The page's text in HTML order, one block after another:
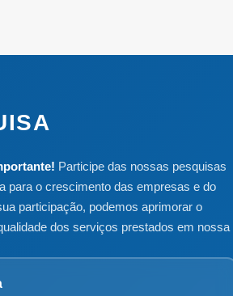
Participe das nossas pesquisas
para o crescimento das empresas e do
participação, podemos aprimorar o
dos serviços prestados em nossa